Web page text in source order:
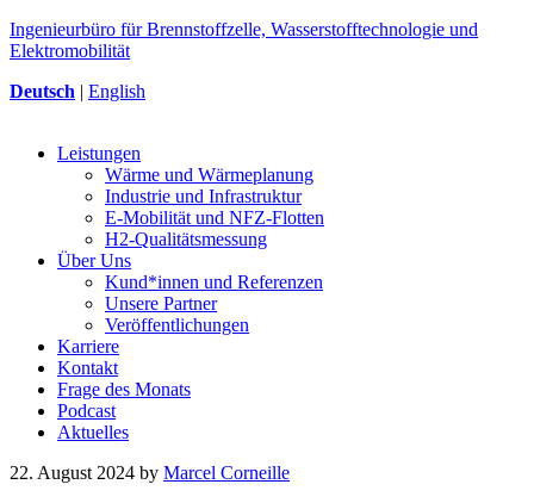
Ingenieurbüro für Brennstoffzelle, Wasserstofftechnologie und
Elektromobilität
Deutsch | English
Leistungen
Wärme und Wärmeplanung
Industrie und Infrastruktur
E-Mobilität und NFZ-Flotten
H2-Qualitätsmessung
Über Uns
Kund*innen und Referenzen
Unsere Partner
Veröffentlichungen
Karriere
Kontakt
Frage des Monats
Podcast
Aktuelles
22. August 2024 by Marcel Corneille